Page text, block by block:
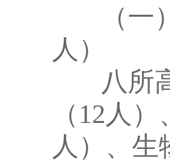
（一）
人）
八所高
（12人
人）、生